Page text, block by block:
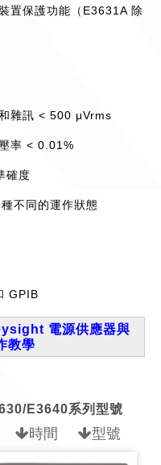
置保護功能（E3631A 除
雜訊 < 500 μVrms
率 < 0.01%
確度
不同的運作狀態
GPIB
電源供應器與
教學
E3640系列型號
時間 型號